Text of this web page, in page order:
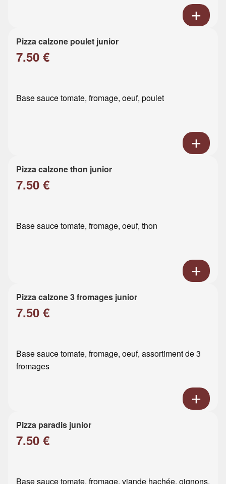
Pizza calzone poulet junior
7.50 €
Base sauce tomate, fromage, oeuf, poulet
Pizza calzone thon junior
7.50 €
Base sauce tomate, fromage, oeuf, thon
Pizza calzone 3 fromages junior
7.50 €
Base sauce tomate, fromage, oeuf, assortiment de 3
fromages
Pizza paradis junior
7.50 €
Base sauce tomate, fromage, viande hachée, oignons,